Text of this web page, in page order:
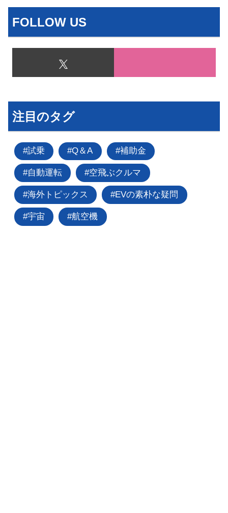
FOLLOW US
注目のタグ
試乗 Q＆A 補助金
自動運転 空飛ぶクルマ
海外トピックス EVの素朴な疑問
宇宙 航空機